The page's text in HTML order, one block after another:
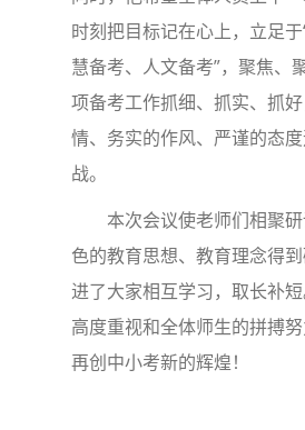
时刻把目标记在心上，立足
慧备考、人文备考”，聚焦、
项备考工作抓细、抓实、抓
情、务实的作风、严谨的态
战。
本次会议使老师们相聚
色的教育思想、教育理念得
进了大家相互学习，取长补
高度重视和全体师生的拼搏
再创中小考新的辉煌！